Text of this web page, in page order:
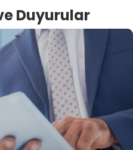
Duyurular